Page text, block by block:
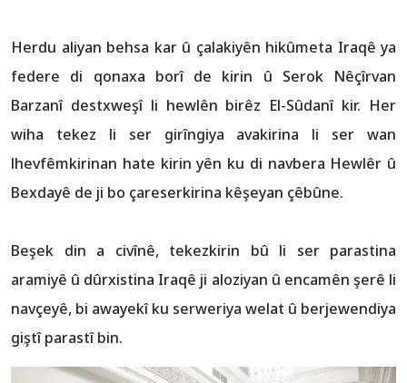
Herdu aliyan behsa kar û çalakiyên hikûmeta Iraqê ya
federe di qonaxa borî de kirin û Serok Nêçîrvan
Barzanî destxweşî li hewlên birêz El-Sûdanî kir. Her
wiha tekez li ser girîngiya avakirina li ser wan
lhevfêmkirinan hate kirin yên ku di navbera Hewlêr û
Bexdayê de ji bo çareserkirina kêşeyan çêbûne.
Beşek din a civînê, tekezkirin bû li ser parastina
aramiyê û dûrxistina Iraqê ji aloziyan û encamên şerê li
navçeyê, bi awayekî ku serweriya welat û berjewendiya
giştî parastî bin.